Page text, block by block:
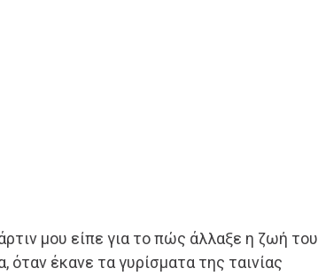
μου είπε για το πώς άλλαξε η ζωή του
όταν έκανε τα γυρίσματα της ταινίας